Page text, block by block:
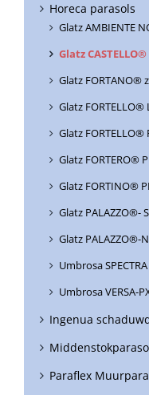
Horeca parasols
Glatz AMBIENTE
Glatz
Glatz FORTANO®
Glatz FORTELLO®
Glatz
Glatz FORTERO®
Glatz FORTINO®
Glatz PALAZZO®-
Glatz PALAZZO®-
Umbrosa
Umbrosa VERSA-
Ingenua
Paraflex